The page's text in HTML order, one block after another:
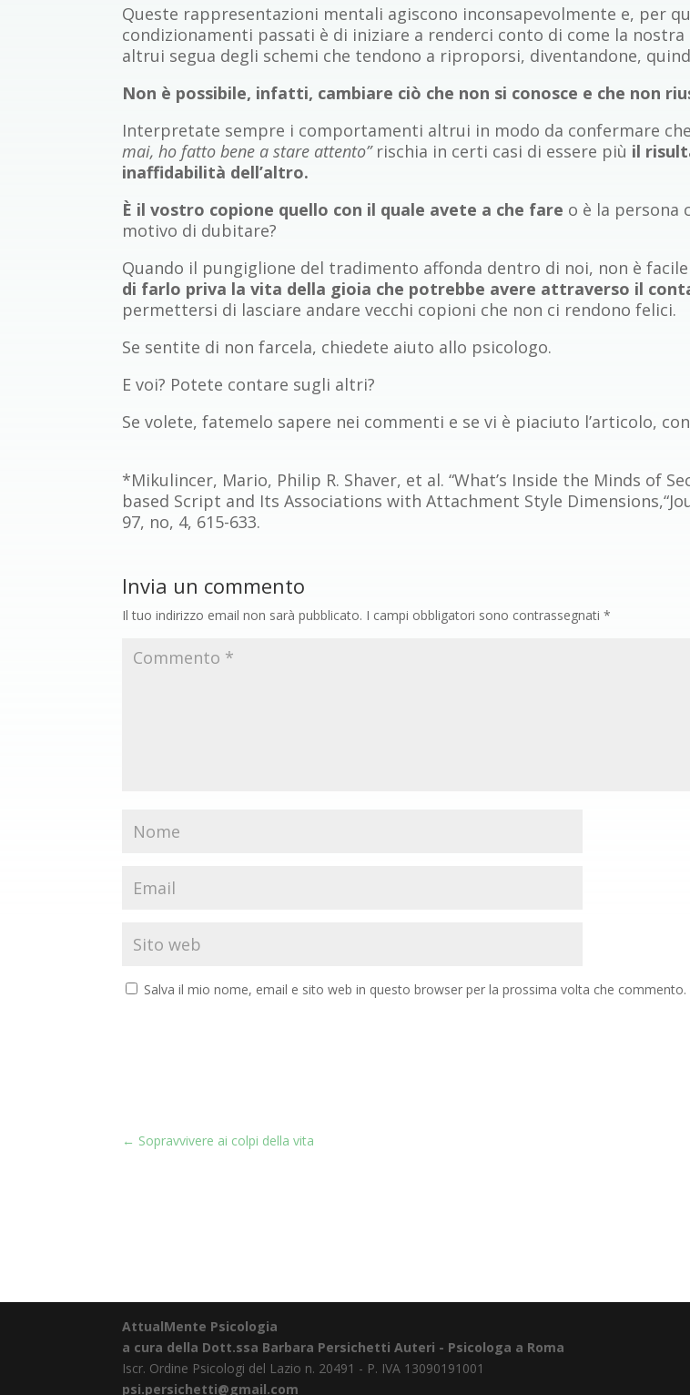
Queste rappresentazioni mentali agiscono inconsapevolmente e, per
condizionamenti passati è di iniziare a renderci conto di come la
altrui segua degli schemi che tendono a riproporsi, diventandone,
Non è possibile, infatti, cambiare ciò che non si conosce e che non
Interpretate sempre i comportamenti altrui in modo da confermare
mai, ho fatto bene a stare attento”rischia in certi casi di essere più il
inaffidabilità dell’altro.
È il vostro copione quello con il quale avete a che fare o è la persona
motivo di dubitare?
Quando il pungiglione del tradimento affonda dentro di noi, non è
di farlo priva la vita della gioia che potrebbe avere attraverso il
permettersi di lasciare andare vecchi copioni che non ci rendono felici.
Se sentite di non farcela, chiedete aiuto allo psicologo.
E voi? Potete contare sugli altri?
Se volete, fatemelo sapere nei commenti e se vi è piaciuto l’articolo,
*Mikulincer, Mario, Philip R. Shaver, et al. “What’s Inside the Minds of
based Script and Its Associations with Attachment Style
97, no, 4, 615-633.
Invia un commento
Il tuo indirizzo email non sarà pubblicato. I campi obbligatori sono contrassegnati*
Salva il mio nome, email e sito web in questo browser per la prossima volta che commento.
← Sopravvivere ai colpi della vita
AttualMente Psicologia
a cura della Dott.ssa Barbara Persichetti Auteri - Psicologa a Roma
Iscr. Ordine Psicologi del Lazio n. 20491 - P. IVA 13090191001​
psi.persichetti@gmail.com